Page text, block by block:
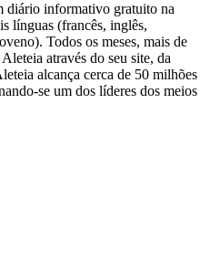
diário informativo gratuito na
línguas (francês, inglês,
Todos os meses, mais de
através do seu site, da
alcança cerca de 50 milhões
se um dos líderes dos meios